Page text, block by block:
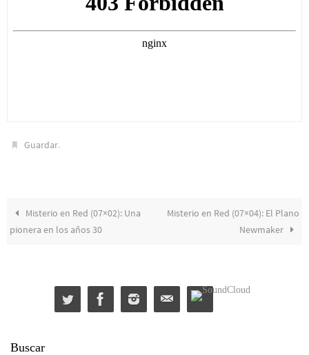
Guardar.
Misterio en Red (07×02): Una
pionera en los años 30
Misterio en Red (07×04): El Plano
Newmaker
Buscar